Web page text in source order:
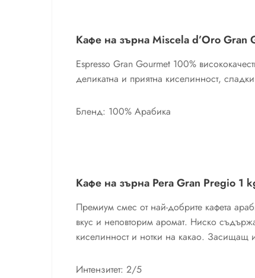
Кафе на зърна Miscela d’Oro Gran
Espresso Gran Gourmet 100%
деликатна и приятна киселинност,
Бленд: 100% Арабика
Кафе на зърна Pera Gran Pregio 1
Премиум смес от най-добрите кафета
вкус и неповторим аромат. Ниско
киселинност и нотки на какао. Засищащ
Интензитет: 2/5